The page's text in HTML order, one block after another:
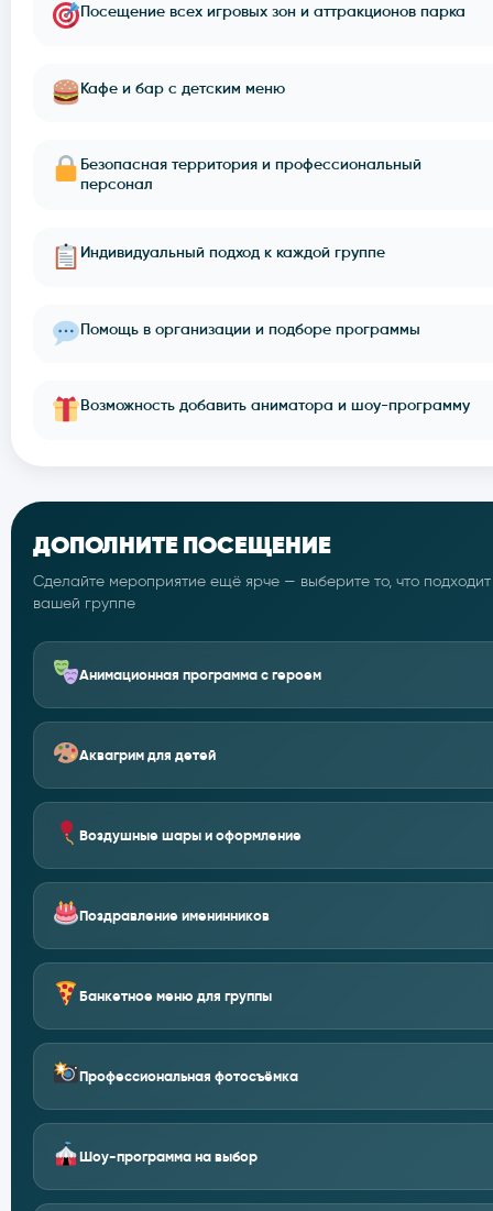
Посещение всех игровых зон и аттракционов парка
Кафе и бар с детским меню
Безопасная территория и профессиональный
персонал
Индивидуальный подход к каждой группе
Помощь в организации и подборе программы
Возможность добавить аниматора и шоу-программу
ДОПОЛНИТЕ ПОСЕЩЕНИЕ
Сделайте мероприятие ещё ярче — выберите то, что подходит
вашей группе
Анимационная программа с героем
Аквагрим для детей
Воздушные шары и оформление
Поздравление именинников
Банкетное меню для группы
Профессиональная фотосъёмка
Шоу-программа на выбор